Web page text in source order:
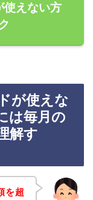
使えない方
が使えな
は毎月の
解す
を超